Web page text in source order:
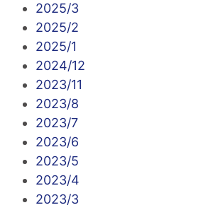
2025/3
2025/2
2025/1
2024/12
2023/11
2023/8
2023/7
2023/6
2023/5
2023/4
2023/3